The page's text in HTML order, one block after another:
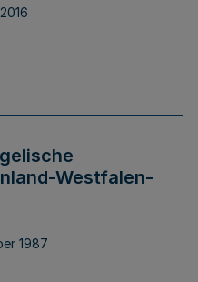
Westfalen-
1987